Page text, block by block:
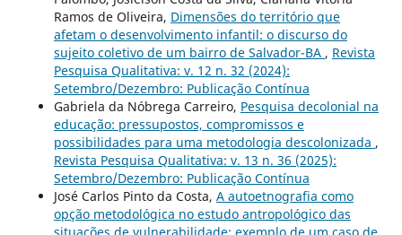
Ramos de Oliveira, Dimensões do território que
afetam o desenvolvimento infantil: o discurso do
sujeito coletivo de um bairro de Salvador-BA , Revista
Pesquisa Qualitativa: v. 12 n. 32 (2024):
Setembro/Dezembro: Publicação Contínua
Gabriela da Nóbrega Carreiro, Pesquisa decolonial na
educação: pressupostos, compromissos e
possibilidades para uma metodologia descolonizada ,
Revista Pesquisa Qualitativa: v. 13 n. 36 (2025):
Setembro/Dezembro: Publicação Contínua
José Carlos Pinto da Costa, A autoetnografia como
opção metodológica no estudo antropológico das